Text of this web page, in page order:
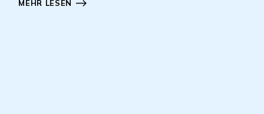
MEHR LESEN